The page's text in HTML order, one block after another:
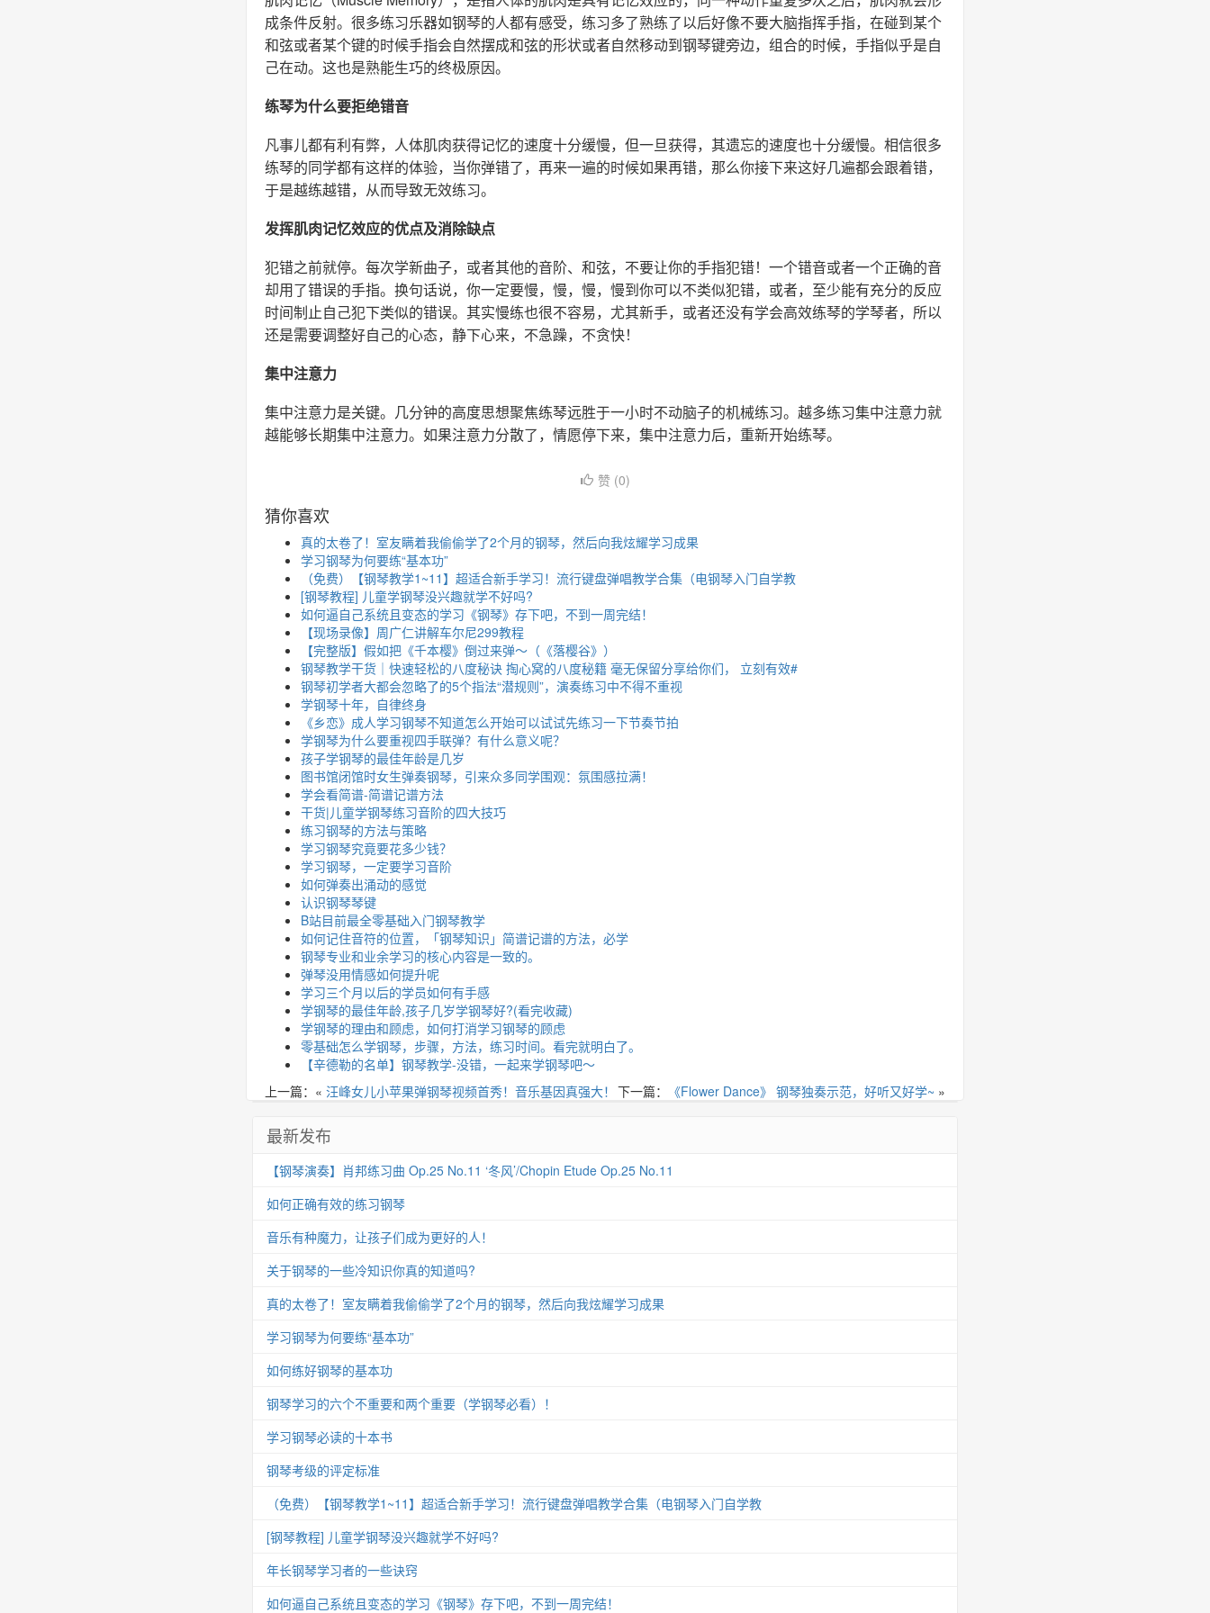
成条件反射。很多练习乐器如钢琴的人都有感受，练习多了熟练了以后好像不要大脑指挥手指，在碰到某个
和弦或者某个键的时候手指会自然摆成和弦的形状或者自然移动到钢琴键旁边，组合的时候，手指似乎是自
己在动。这也是熟能生巧的终极原因。
练琴为什么要拒绝错音
凡事儿都有利有弊，人体肌肉获得记忆的速度十分缓慢，但一旦获得，其遗忘的速度也十分缓慢。相信很多
练琴的同学都有这样的体验，当你弹错了，再来一遍的时候如果再错，那么你接下来这好几遍都会跟着错，
于是越练越错，从而导致无效练习。
发挥肌肉记忆效应的优点及消除缺点
犯错之前就停。每次学新曲子，或者其他的音阶、和弦，不要让你的手指犯错！一个错音或者一个正确的音
却用了错误的手指。换句话说，你一定要慢，慢，慢，慢到你可以不类似犯错，或者，至少能有充分的反应
时间制止自己犯下类似的错误。其实慢练也很不容易，尤其新手，或者还没有学会高效练琴的学琴者，所以
还是需要调整好自己的心态，静下心来，不急躁，不贪快！
集中注意力
集中注意力是关键。几分钟的高度思想聚焦练琴远胜于一小时不动脑子的机械练习。越多练习集中注意力就
越能够长期集中注意力。如果注意力分散了，情愿停下来，集中注意力后，重新开始练琴。
赞 (0)
猜你喜欢
真的太卷了！室友瞒着我偷偷学了2个月的钢琴，然后向我炫耀学习成果
学习钢琴为何要练“基本功”
（免费）【钢琴教学1~11】超适合新手学习！流行键盘弹唱教学合集（电钢琴入门自学教
[钢琴教程] 儿童学钢琴没兴趣就学不好吗?
如何逼自己系统且变态的学习《钢琴》存下吧，不到一周完结！
【现场录像】周广仁讲解车尔尼299教程
【完整版】假如把《千本樱》倒过来弹～（《落樱谷》）
钢琴教学干货｜快速轻松的八度秘诀 掏心窝的八度秘籍 毫无保留分享给你们， 立刻有效#
钢琴初学者大都会忽略了的5个指法“潜规则”，演奏练习中不得不重视
学钢琴十年，自律终身
《乡恋》成人学习钢琴不知道怎么开始可以试试先练习一下节奏节拍
学钢琴为什么要重视四手联弹？有什么意义呢？
孩子学钢琴的最佳年龄是几岁
图书馆闭馆时女生弹奏钢琴，引来众多同学围观：氛围感拉满！
学会看简谱-简谱记谱方法
干货|儿童学钢琴练习音阶的四大技巧
练习钢琴的方法与策略
学习钢琴究竟要花多少钱？
学习钢琴，一定要学习音阶
如何弹奏出涌动的感觉
认识钢琴琴键
B站目前最全零基础入门钢琴教学
如何记住音符的位置，「钢琴知识」简谱记谱的方法，必学
钢琴专业和业余学习的核心内容是一致的。
弹琴没用情感如何提升呢
学习三个月以后的学员如何有手感
学钢琴的最佳年龄,孩子几岁学钢琴好?(看完收藏)
学钢琴的理由和顾虑，如何打消学习钢琴的顾虑
零基础怎么学钢琴，步骤，方法，练习时间。看完就明白了。
【辛德勒的名单】钢琴教学-没错，一起来学钢琴吧～
下一篇：
《Flower Dance》 钢琴独奏示范，好听又好学~ »
上一篇：« 汪峰女儿小苹果弹钢琴视频首秀！音乐基因真强大！
最新发布
【钢琴演奏】肖邦练习曲 Op.25 No.11 ‘冬风’/Chopin Etude Op.25 No.11
如何正确有效的练习钢琴
音乐有种魔力，让孩子们成为更好的人！
关于钢琴的一些冷知识你真的知道吗?
真的太卷了！室友瞒着我偷偷学了2个月的钢琴，然后向我炫耀学习成果
学习钢琴为何要练“基本功”
如何练好钢琴的基本功
钢琴学习的六个不重要和两个重要（学钢琴必看）！
学习钢琴必读的十本书
钢琴考级的评定标准
（免费）【钢琴教学1~11】超适合新手学习！流行键盘弹唱教学合集（电钢琴入门自学教
[钢琴教程] 儿童学钢琴没兴趣就学不好吗?
年长钢琴学习者的一些诀窍
如何逼自己系统且变态的学习《钢琴》存下吧，不到一周完结！